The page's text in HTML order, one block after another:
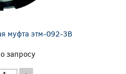
муфта этм-092-3В
запросу